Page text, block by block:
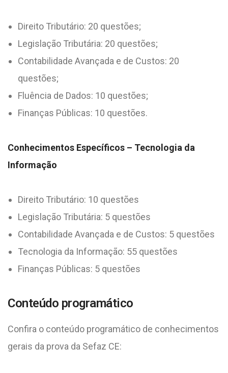
Direito Tributário: 20 questões;
Legislação Tributária: 20 questões;
Contabilidade Avançada e de Custos: 20
questões;
Fluência de Dados: 10 questões;
Finanças Públicas: 10 questões.
Conhecimentos Específicos – Tecnologia da
Informação
Direito Tributário: 10 questões
Legislação Tributária: 5 questões
Contabilidade Avançada e de Custos: 5 questões
Tecnologia da Informação: 55 questões
Finanças Públicas: 5 questões
Conteúdo programático
Confira o conteúdo programático de conhecimentos
gerais da prova da Sefaz CE: